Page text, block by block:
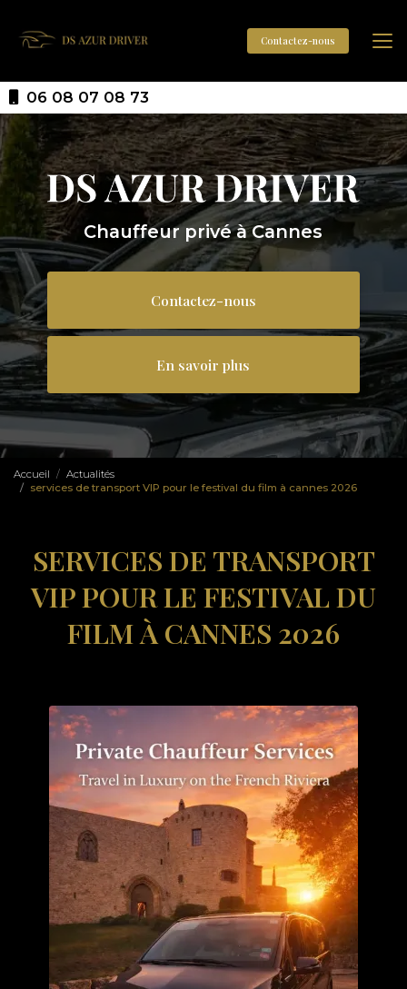
contenu
06 08 07 08 73
Contactez-nous
Chauffeur privé à Cannes
Contactez-nous
En savoir plus
Accueil
Actualités
services de transport VIP pour le festival du film à cannes 2026
SERVICES DE TRANSPORT
VIP POUR LE FESTIVAL DU
FILM À CANNES 2026